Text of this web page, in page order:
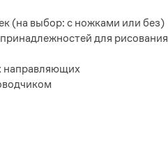
(на выбор: с ножками или без)
для рисования
направляющих